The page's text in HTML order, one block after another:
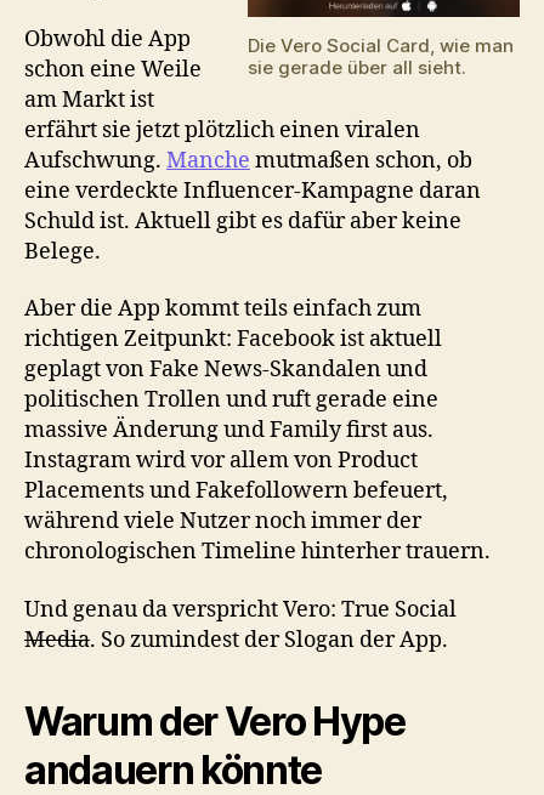
Die Vero Social Card, wie man
sie gerade über all sieht.
Obwohl die App
schon eine Weile
am Markt ist
erfährt sie jetzt plötzlich einen viralen
Aufschwung. Manche mutmaßen schon, ob
eine verdeckte Influencer-Kampagne daran
Schuld ist. Aktuell gibt es dafür aber keine
Belege.
Aber die App kommt teils einfach zum
richtigen Zeitpunkt: Facebook ist aktuell
geplagt von Fake News-Skandalen und
politischen Trollen und ruft gerade eine
massive Änderung und Family first aus.
Instagram wird vor allem von Product
Placements und Fakefollowern befeuert,
während viele Nutzer noch immer der
chronologischen Timeline hinterher trauern.
Und genau da verspricht Vero: True Social
Media. So zumindest der Slogan der App.
Warum der Vero Hype
andauern könnte